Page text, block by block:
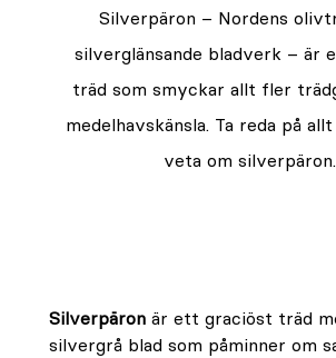
Silverpäron – Nordens
silverglänsande bladverk – är
träd som smyckar allt fler
medelhavskänsla. Ta reda på
veta om silverpäron.
Silverpäron är ett graciöst träd
silvergrå blad som påminner om